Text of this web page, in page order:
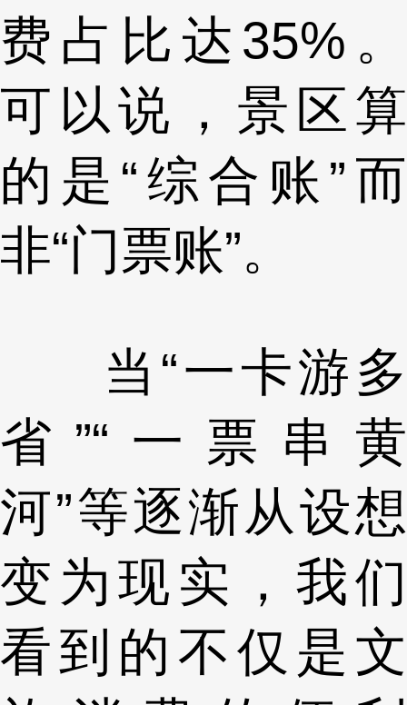
费占比达35%。
可以说，景区算
的是“综合账”而
非“门票账”。
当“一卡游多
省”“一票串黄
河”等逐渐从设想
变为现实，我们
看到的不仅是文